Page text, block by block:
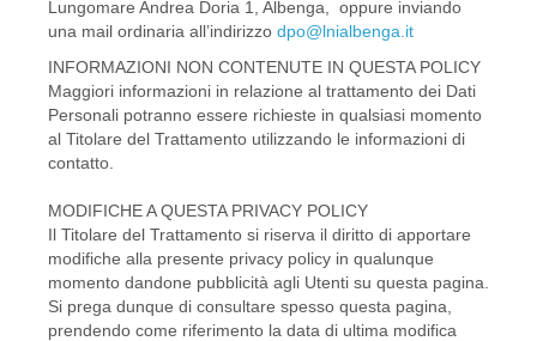
Lungomare Andrea Doria 1, Albenga, oppure inviando
una mail ordinaria all’indirizzo dpo@lnialbenga.it
INFORMAZIONI NON CONTENUTE IN QUESTA POLICY
Maggiori informazioni in relazione al trattamento dei Dati
Personali potranno essere richieste in qualsiasi momento
al Titolare del Trattamento utilizzando le informazioni di
contatto.
MODIFICHE A QUESTA PRIVACY POLICY
Il Titolare del Trattamento si riserva il diritto di apportare
modifiche alla presente privacy policy in qualunque
momento dandone pubblicità agli Utenti su questa pagina.
Si prega dunque di consultare spesso questa pagina,
prendendo come riferimento la data di ultima modifica